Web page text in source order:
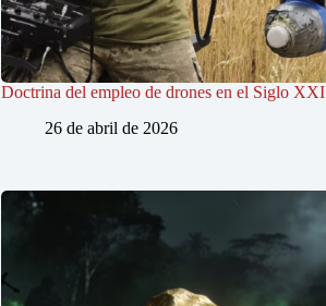
Doctrina del empleo de drones en el Siglo XXI
26 de abril de 2026